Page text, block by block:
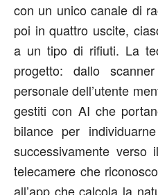
con un unico canale di
poi in quattro uscite,
a un tipo di rifiuti. La
progetto: dallo
personale dell’utente
gestiti con AI che
bilance per
successivamente verso
telecamere che
all’app che calcola la